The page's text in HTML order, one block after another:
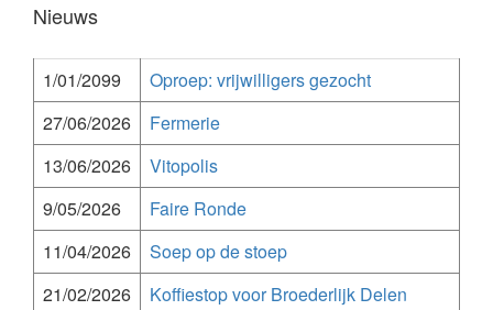
Nieuws
1/01/2099
Oproep: vrijwilligers gezocht
27/06/2026
Fermerie
13/06/2026
Vitopolis
9/05/2026
Faire Ronde
11/04/2026
Soep op de stoep
21/02/2026
Koffiestop voor Broederlijk Delen